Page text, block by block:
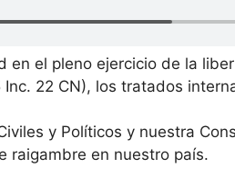
en el pleno ejercicio de la
22 CN), los tratados
y Políticos y nuestra
raigambre en nuestro país.